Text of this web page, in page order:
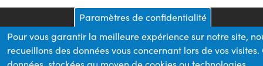
Paramètres de confidentialité
Pour vous garantir la meilleure expérience sur notre site,
recueillons des données vous concernant lors de vos visites.